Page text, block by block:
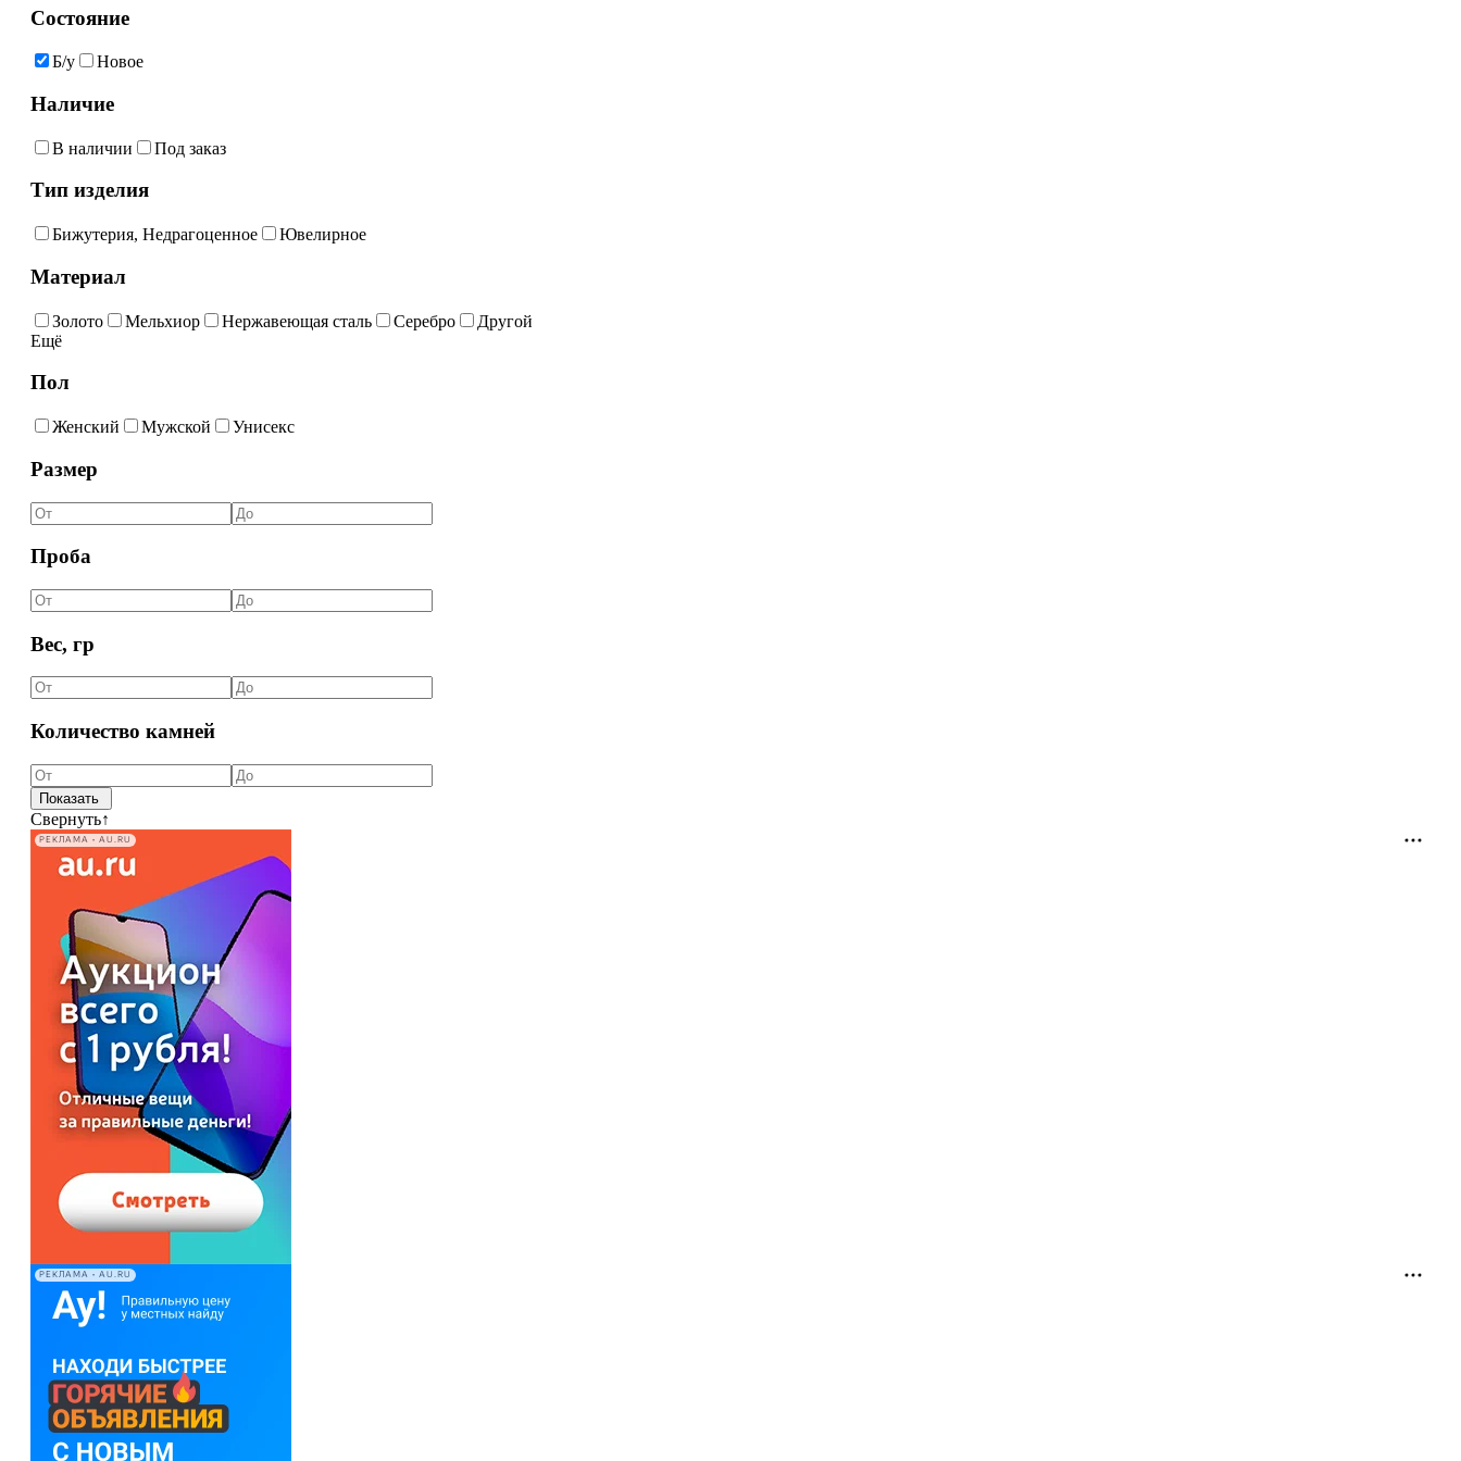
Состояние
Б/у Новое
Наличие
В наличии Под заказ
Тип изделия
Бижутерия, Недрагоценное Ювелирное
Материал
Золото Мельхиор Нержавеющая сталь Серебро
Другой
Ещё
Пол
Женский Мужской Унисекс
Размер
Проба
Вес, гр
Количество камней
Свернуть↑
РЕКЛАМА • AU.RU
РЕКЛАМА • AU.RU